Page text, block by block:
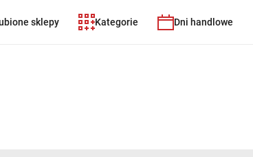
sklepy Kategorie Dni handlowe
– Wybrana gazetka